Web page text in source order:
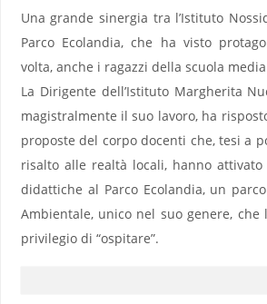
Una grande sinergia tra l’Istituto
Parco Ecolandia, che ha visto
volta, anche i ragazzi della scuola
La Dirigente dell’Istituto Margherita
magistralmente il suo lavoro, ha
proposte del corpo docenti che, tesi a
risalto alle realtà locali, hanno
didattiche al Parco Ecolandia, un
Ambientale, unico nel suo genere,
privilegio di “ospitare”.